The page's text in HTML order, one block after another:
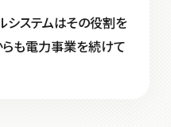
システムはその役割を
らも電力事業を続けて